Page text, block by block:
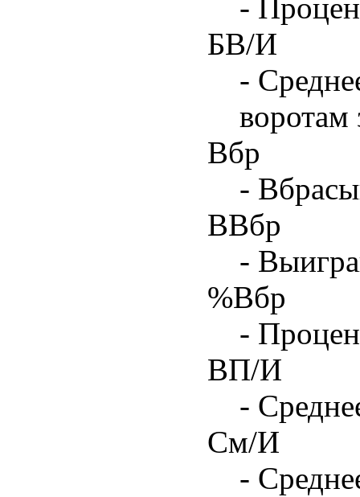
-
БВ/И
-
воротам
Вбр
-
ВВбр
-
%Вбр
-
ВП/И
-
См/И
-